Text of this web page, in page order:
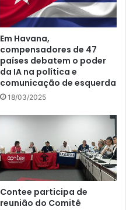
Em Havana,
compensadores de 47
países debatem o poder
da IA na política e
comunicação de esquerda
18/03/2025
Contee participa de
reunião do Comitê